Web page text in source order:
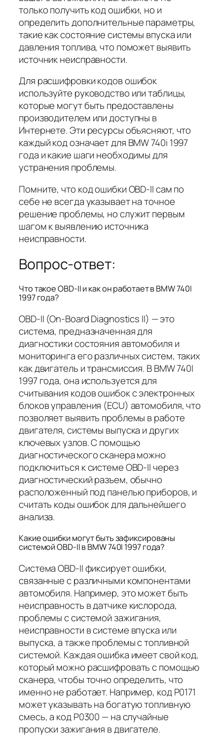
только получить код ошибки, но и
определить дополнительные параметры,
такие как состояние системы впуска или
давления топлива, что поможет выявить
источник неисправности.
Для расшифровки кодов ошибок
используйте руководство или таблицы,
которые могут быть предоставлены
производителем или доступны в
Интернете. Эти ресурсы объясняют, что
каждый код означает для BMW 740i 1997
года и какие шаги необходимы для
устранения проблемы.
Помните, что код ошибки OBD-II сам по
себе не всегда указывает на точное
решение проблемы, но служит первым
шагом к выявлению источника
неисправности.
Вопрос-ответ:
Что такое OBD-II и как он работает в BMW 740I
1997 года?
OBD-II (On-Board Diagnostics II) — это
система, предназначенная для
диагностики состояния автомобиля и
мониторинга его различных систем, таких
как двигатель и трансмиссия. В BMW 740I
1997 года, она используется для
считывания кодов ошибок с электронных
блоков управления (ECU) автомобиля, что
позволяет выявить проблемы в работе
двигателя, системы выпуска и других
ключевых узлов. С помощью
диагностического сканера можно
подключиться к системе OBD-II через
диагностический разъем, обычно
расположенный под панелью приборов, и
считать коды ошибок для дальнейшего
анализа.
Какие ошибки могут быть зафиксированы
системой OBD-II в BMW 740I 1997 года?
Система OBD-II фиксирует ошибки,
связанные с различными компонентами
автомобиля. Например, это может быть
неисправность в датчике кислорода,
проблемы с системой зажигания,
неисправности в системе впуска или
выпуска, а также проблемы с топливной
системой. Каждая ошибка имеет свой код,
который можно расшифровать с помощью
сканера, чтобы точно определить, что
именно не работает. Например, код P0171
может указывать на богатую топливную
смесь, а код P0300 — на случайные
пропуски зажигания в двигателе.